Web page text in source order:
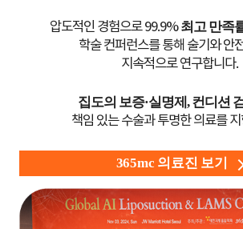
압도적인 경험으로 99.9%최고 만족
학술 컨퍼런스를 통해 술기와 안
지속적으로 연구합니다.
집도의 보증·실명제, 컨디션
책임 있는 수술과 투명한 의료를
365mc 의료진 보기